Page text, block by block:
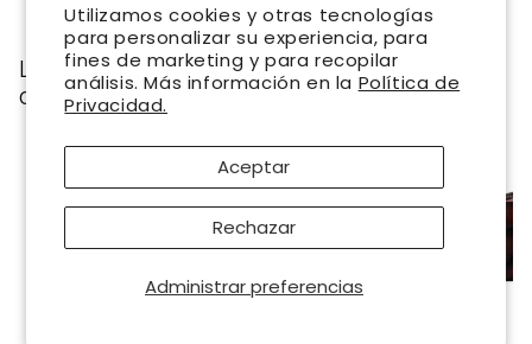
Utilizamos cookies y otras tecnologías
para personalizar su experiencia, para
fines de marketing y para recopilar
análisis. Más información en la Política de
Privacidad.
Administrar preferencias
Aceptar
Rechazar
Los clientes que compraron esto también
compraron